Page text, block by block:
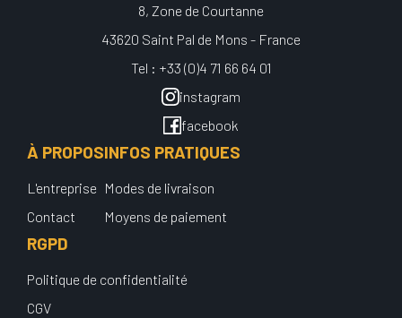
8, Zone de Courtanne
43620 Saint Pal de Mons - France
Tel : +33 (0)4 71 66 64 01
instagram
facebook
À PROPOS
L'entreprise
Contact
INFOS PRATIQUES
Modes de livraison
Moyens de paiement
RGPD
Politique de confidentialité
CGV